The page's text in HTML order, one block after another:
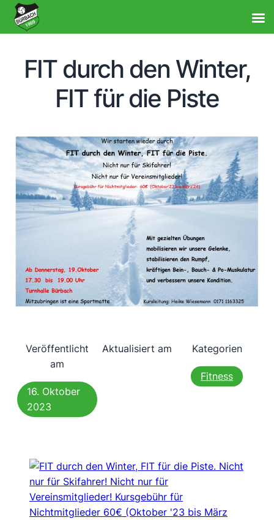
FIT durch den Winter,
FIT für die Piste
Veröffentlicht
am
16. Oktober
2023
Aktualisiert am Kategorien
Fitness